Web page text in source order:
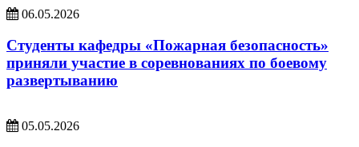
06.05.2026
Студенты кафедры «Пожарная безопасность»
приняли участие в соревнованиях по боевому
развертыванию
05.05.2026